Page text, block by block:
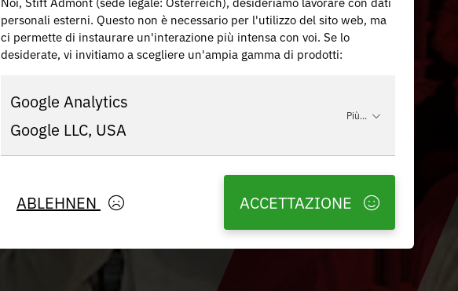
personali esterni. Questo non è necessario per l'utilizzo del sito web, ma
ci permette di instaurare un'interazione più intensa con voi. Se lo
desiderate, vi invitiamo a scegliere un'ampia gamma di prodotti:
Google Analytics
Google LLC, USA
Più...
ABLEHNEN ACCETTAZIONE